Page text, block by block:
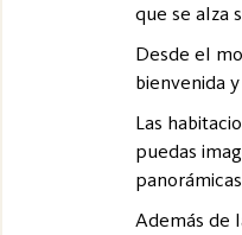
que se alza
Desde el
bienvenida
Las
puedas
Además de